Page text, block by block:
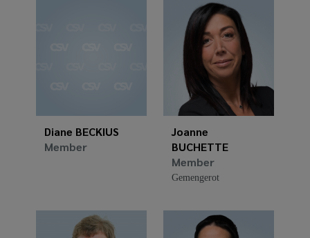
Diane BECKIUS
Member
Joanne
BUCHETTE
Member
Gemengerot